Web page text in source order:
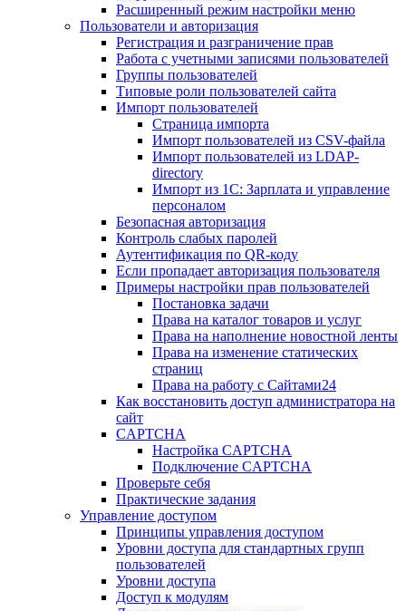
Расширенный режим настройки меню
Пользователи и авторизация
Регистрация и разграничение прав
Работа с учетными записями пользователей
Группы пользователей
Типовые роли пользователей сайта
Импорт пользователей
Страница импорта
Импорт пользователей из CSV-файла
Импорт пользователей из LDAP-
directory
Импорт из 1С: Зарплата и управление
персоналом
Безопасная авторизация
Контроль слабых паролей
Аутентификация по QR-коду
Если пропадает авторизация пользователя
Примеры настройки прав пользователей
Постановка задачи
Права на каталог товаров и услуг
Права на наполнение новостной ленты
Права на изменение статических
страниц
Права на работу с Сайтами24
Как восстановить доступ администратора на
сайт
CAPTCHA
Настройка CAPTCHA
Подключение CAPTCHA
Проверьте себя
Практические задания
Управление доступом
Принципы управления доступом
Уровни доступа для стандартных групп
пользователей
Уровни доступа
Доступ к модулям